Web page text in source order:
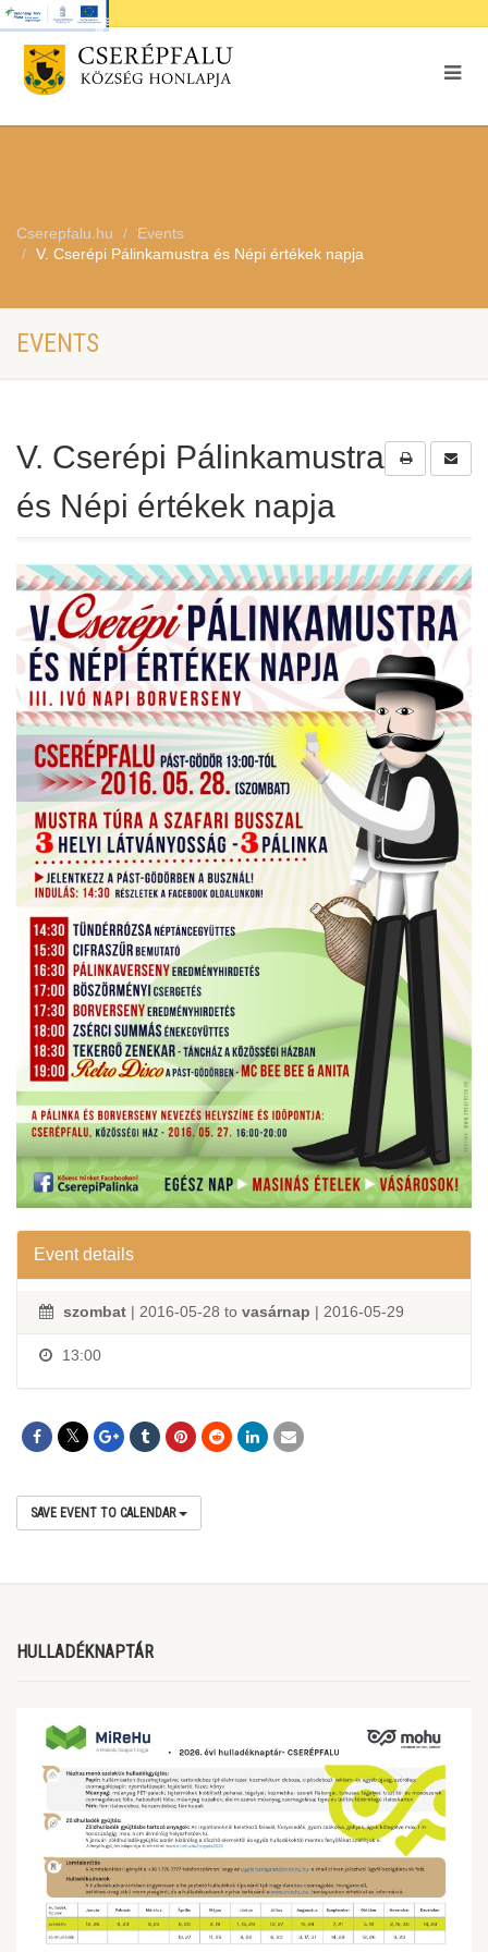
Cserepfalu.hu
Events
V. Cserépi Pálinkamustra és Népi értékek napja
EVENTS
V. Cserépi Pálinkamustra
és Népi értékek napja
Event details
szombat | 2016-05-28 to vasárnap | 2016-05-29
13:00
SAVE EVENT TO CALENDAR
HULLADÉKNAPTÁR